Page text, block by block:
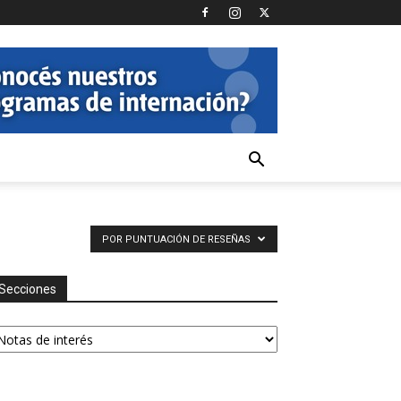
POR PUNTUACIÓN DE RESEÑAS